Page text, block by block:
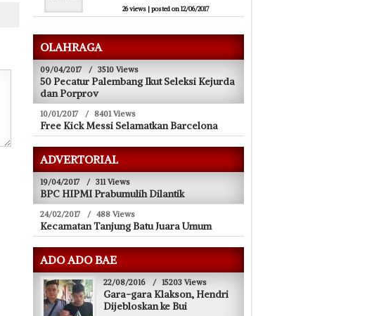
26 views|posted on 12/06/2017
OLAHRAGA
09/04/2017 / 3510 Views
50 Pecatur Palembang Ikut Seleksi Kejurda
dan Porprov
10/01/2017 / 8401 Views
Free Kick Messi Selamatkan Barcelona
ADVERTORIAL
19/04/2017 / 311 Views
BPC HIPMI Prabumulih Dilantik
24/02/2017 / 488 Views
Kecamatan Tanjung Batu Juara Umum
ADO ADO BAE
22/08/2016 / 15203 Views
Gara-gara Klakson, Hendri
Dijebloskan ke Bui